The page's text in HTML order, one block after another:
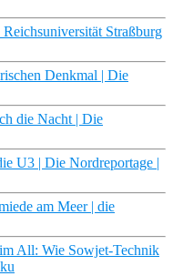
Straßburg
Denkmal | Die
die Nacht | Die
U3 | Die Nordreportage |
am Meer | die
All: Wie Sowjet-Technik